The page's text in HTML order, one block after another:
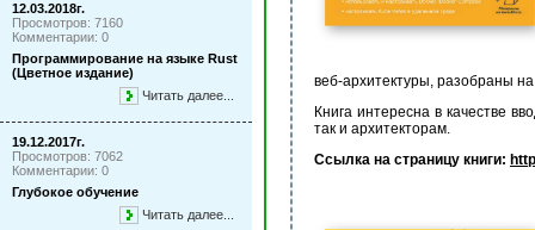
12.03.2018г.
Просмотров: 7160
Комментарии: 0
Программирование на языке Rust
(Цветное издание)
Читать далее...
19.12.2017г.
Просмотров: 7062
Комментарии: 0
Глубокое обучение
Читать далее...
веб-архитектуры, разобраны
Книга интересна в качестве
так и архитекторам.
Ссылка на страницу книги: